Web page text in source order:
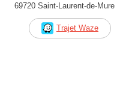
69720 Saint-Laurent-de-Mure
Trajet Waze